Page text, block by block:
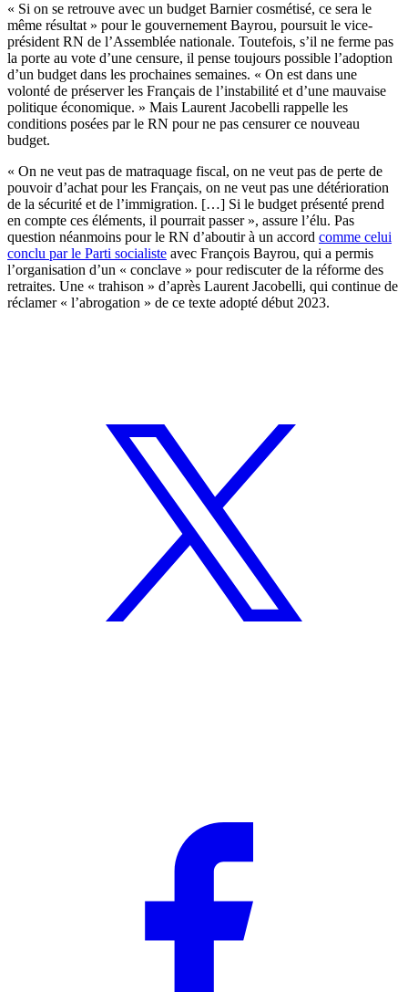
« Si on se retrouve avec un budget Barnier cosmétisé, ce sera le
même résultat » pour le gouvernement Bayrou, poursuit le vice-
président RN de l’Assemblée nationale. Toutefois, s’il ne ferme pas
la porte au vote d’une censure, il pense toujours possible l’adoption
d’un budget dans les prochaines semaines. « On est dans une
volonté de préserver les Français de l’instabilité et d’une mauvaise
politique économique. » Mais Laurent Jacobelli rappelle les
conditions posées par le RN pour ne pas censurer ce nouveau
budget.
« On ne veut pas de matraquage fiscal, on ne veut pas de perte de
pouvoir d’achat pour les Français, on ne veut pas une détérioration
de la sécurité et de l’immigration. […] Si le budget présenté prend
en compte ces éléments, il pourrait passer », assure l’élu. Pas
question néanmoins pour le RN d’aboutir à un accord comme celui
conclu par le Parti socialiste avec François Bayrou, qui a permis
l’organisation d’un « conclave » pour rediscuter de la réforme des
retraites. Une « trahison » d’après Laurent Jacobelli, qui continue de
réclamer « l’abrogation » de ce texte adopté début 2023.